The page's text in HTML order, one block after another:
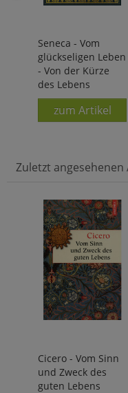
Seneca - Vom
glückseligen Leben
- Von der Kürze
des Lebens
zum Artikel
Zuletzt angesehenen
Cicero - Vom Sinn
und Zweck des
guten Lebens